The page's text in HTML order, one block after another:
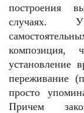
построения
случаях. У
композиция,
установление
переживание
просто
Причем